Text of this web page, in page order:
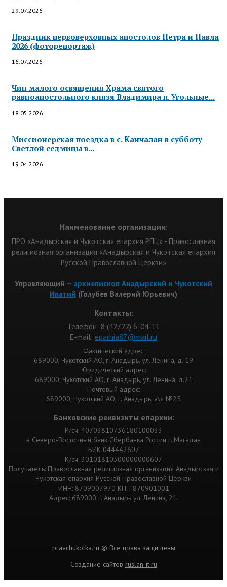
29.07.2026
Праздник первоверховных апостолов Петра и Павла
2026 (фоторепортаж)
16.07.2026
Чин малого освящения Храма святого
равноапостольного князя Владимира п. Угольные...
18.05.2026
Миссионерская поездка в с. Канчалан в субботу
Светлой седмицы в...
19.04.2026
Наименование организации:
ПРО «Анадырская и Чукотская епархия РПЦ» - Православная
религиозная организация «Анадырская и Чукотская епархия
Русской Православной Церкви»
Управляющий – архиепископ Анадырский и Чукотский
Ипатий (Голубев Валерий Юрьевич)
Контакты:
Телефон: 8 (42722) 6-04-11
Е-mail: eparhia87@mail.ru
Фактический адрес:
689000, Чукотский АО, г. Анадырь, ул. Ленина, д. 19
Юридический адрес:
689000, Чукотский АО, г. Анадырь, ул. Ленина, д.21
Почтовый адрес:
689000, Чукотский АО, г. Анадырь, а\я №25
Банковские реквизиты епархии:
Р/сч. 40703810736180100033
в Северо-Восточный банк Сбербанка России г. Магадан
БИК 044442607
К/сч. 30101810300000000607
Получатель: Православная религиозная организация Анадырская и
Чукотская епархия Русской Православной Церкви
ИНН: 8709007970 КПП 870901001
Адрес: 689000 г. Анадырь ул. Ленина, 21.
pravchukotka.ru © Все права защищены
Cоздание сайтов ruslan-it.ru